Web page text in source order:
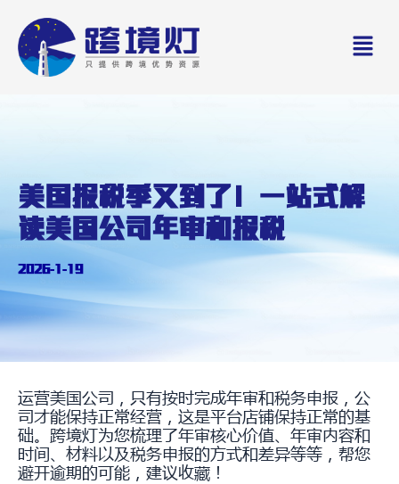
content
Menu
美国报税季又到了！一站式解
读美国公司年审和报税
2026-1-19
运营美国公司，只有按时完成年审和税务申报，公
司才能保持正常经营，这是平台店铺保持正常的基
础。跨境灯为您梳理了年审核心价值、年审内容和
时间、材料以及税务申报的方式和差异等等，帮您
避开逾期的可能，建议收藏！